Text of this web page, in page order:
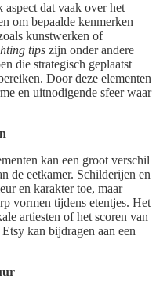
dat vaak over het
om bepaalde kenmerken
kunstwerken of
tips zijn onder andere
die strategisch geplaatst
Door deze elementen
en uitnodigende sfeer waar
kan een groot verschil
de eetkamer. Schilderijen en
en karakter toe, maar
vormen tijdens etentjes. Het
artiesten of het scoren van
kan bijdragen aan een